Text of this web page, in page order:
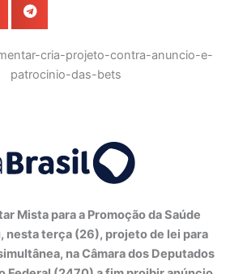
Mista para a Promoção da Saúde
nesta terça (26), projeto de lei para
na Câmara dos Deputados